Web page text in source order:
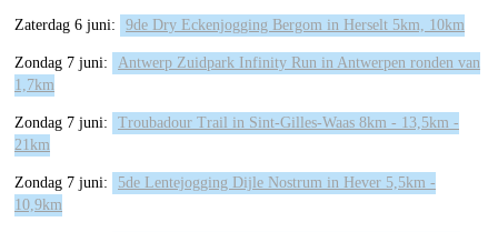
Zaterdag 6 juni: 9de Dry Eckenjogging Bergom in Herselt 5km, 10km
Zondag 7 juni:
Antwerp Zuidpark Infinity Run in Antwerpen ronden van
1,7km
Zondag 7 juni:
Troubadour Trail in Sint-Gilles-Waas 8km - 13,5km -
21km
Zondag 7 juni:
5de Lentejogging Dijle Nostrum in Hever 5,5km -
10,9km